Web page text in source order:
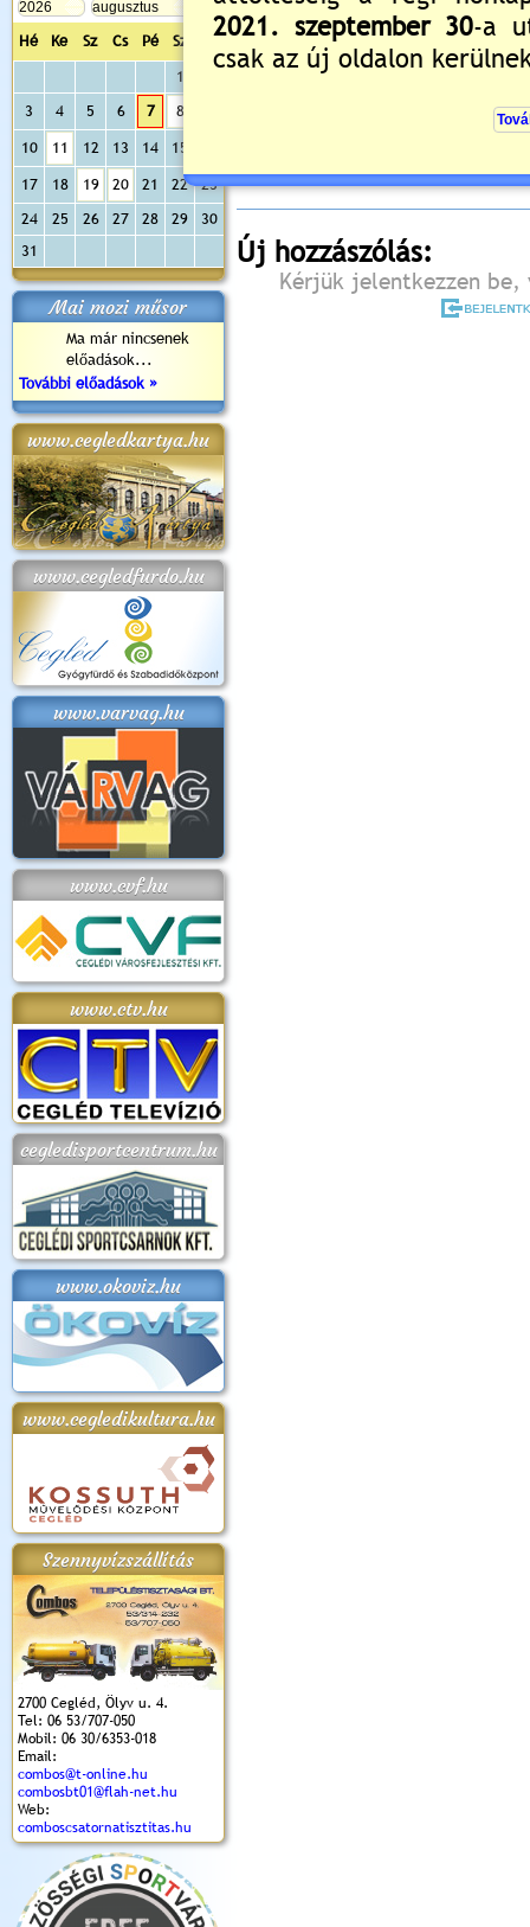
Hé Ke Sz Cs Pé Sz
Va
1
3
4 5 6 7 8
10 11 12 13 14 15
17 18 19 20 21 22
23
24
25 26 27 28 29
30
31
Mai mozi műsor
Ma már nincsenek
előadások...
További előadások »
www.cegledkartya.hu
www.cegledfurdo.hu
www.varvag.hu
www.cvf.hu
www.ctv.hu
cegledisportcentrum.hu
www.okoviz.hu
www.cegledikultura.hu
Szennyvízszállítás
2700 Cegléd, Ölyv u. 4.
Tel: 06 53/707-050
Mobil: 06 30/6353-018
Email:
combos@t-online.hu
combosbt01@flah-net.hu
Web:
comboscsatornatisztitas.hu
Még nincsenek hozzászólások
Új hozzászólás:
Kérjük jelentkezzen be,
2018.
Kossuth Toborzó
Ünnepély
Szent István Ünnepe
(2017. 08. 20.)